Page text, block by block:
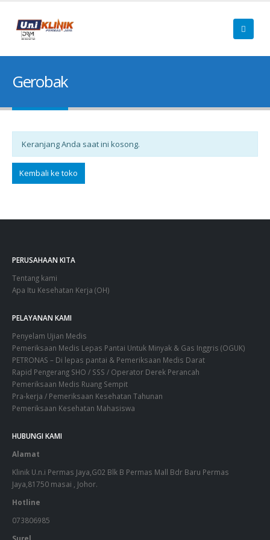
Gerobak
Keranjang Anda saat ini kosong.
Kembali ke toko
PERUSAHAAN KITA
Tentang kami
Apa Itu Kesehatan Kerja (OH)
PELAYANAN KAMI
Penyelam Ujian Medis
Pemeriksaan Medis Lepas Pantai Untuk Minyak & Gas Inggris (OGUK)
PETRONAS – Di lepas pantai & Pemeriksaan Medis Darat
Rapid Pengerang SHO / SSS / Operator Derek Perancah
Pemeriksaan Medis Ruang Sempit
Pra-kerja / Pemeriksaan Kesehatan Tahunan
Pemeriksaan Kesehatan Mahasiswa
HUBUNGI KAMI
Alamat
Klinik U.n.i Permas Jaya,G02 Blk B Permas Mall Bdr Baru Permas
Jaya,81750 masai , Johor.
Hotline
073806985
Surel